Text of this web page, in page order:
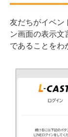
友だちがイベン
ン画面の表示文
であることをわ